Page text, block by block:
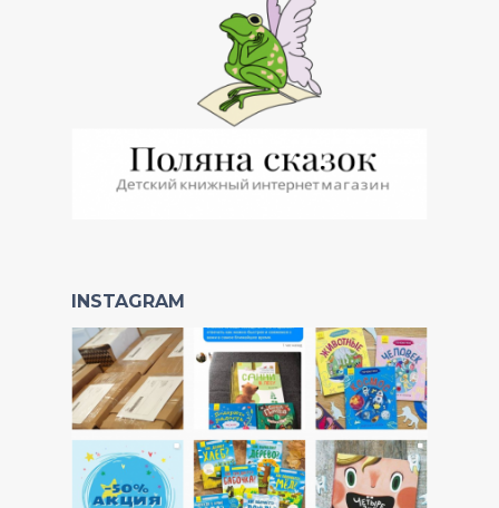
INSTAGRAM